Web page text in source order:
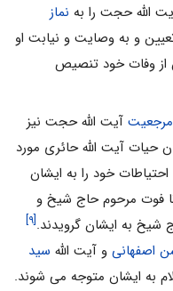
الله حجت را به نماز
و به وصایت و نیابت او
از وفات خود تنصیص
مرجعیت آیت الله حجت نیز
حیات آیت الله حائرى مورد
خود را به ایشان
فوت مرحوم حاج شیخ و
شیخ به ایشان گرویدند.[۹]
اصفهانى و آیت الله سید
به ایشان متوجه مى شوند.